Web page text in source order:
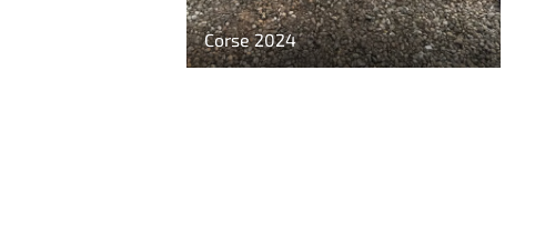
Corse 2024